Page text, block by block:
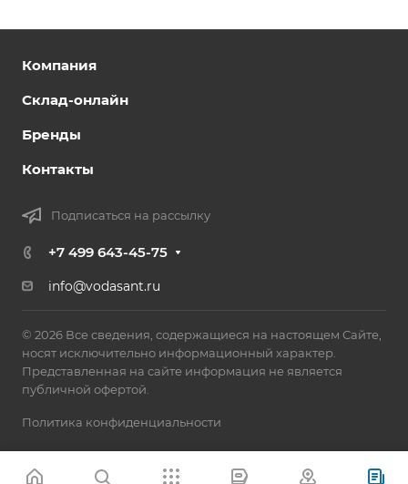
Компания
Склад-онлайн
Бренды
Контакты
Подписаться на рассылку
+7 499 643-45-75
info@vodasant.ru
© 2026 Все сведения, содержащиеся на настоящем Сайте,
носят исключительно информационный характер.
Представленная на сайте информация не является
публичной офертой.
Политика конфиденциальности